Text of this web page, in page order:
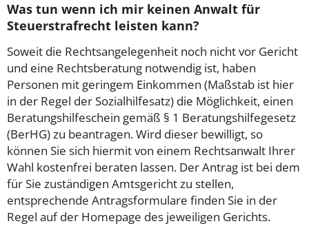
Was tun wenn ich mir keinen Anwalt für
Steuerstrafrecht leisten kann?
Soweit die Rechtsangelegenheit noch nicht vor Gericht
und eine Rechtsberatung notwendig ist, haben
Personen mit geringem Einkommen (Maßstab ist hier
in der Regel der Sozialhilfesatz) die Möglichkeit, einen
Beratungshilfeschein gemäß § 1 Beratungshilfegesetz
(BerHG) zu beantragen. Wird dieser bewilligt, so
können Sie sich hiermit von einem Rechtsanwalt Ihrer
Wahl kostenfrei beraten lassen. Der Antrag ist bei dem
für Sie zuständigen Amtsgericht zu stellen,
entsprechende Antragsformulare finden Sie in der
Regel auf der Homepage des jeweiligen Gerichts.